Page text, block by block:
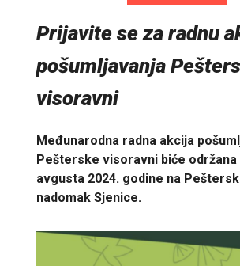
Prijavite se za radnu
pošumljavanja
visoravni
Međunarodna radna akcija
Pešterske visoravni biće održana
avgusta 2024. godine na
nadomak Sjenice.